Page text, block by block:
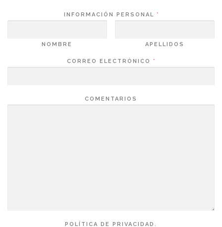
INFORMACIÓN PERSONAL *
NOMBRE APELLIDOS
CORREO ELECTRÓNICO *
COMENTARIOS
POLÍTICA DE PRIVACIDAD.